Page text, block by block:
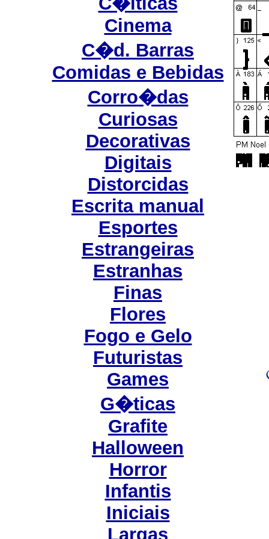
Cinema
C�d. Barras
Comidas e Bebidas
Corro�das
Curiosas
Decorativas
Digitais
Distorcidas
Escrita manual
Esportes
Estrangeiras
Estranhas
Finas
Flores
Fogo e Gelo
Futuristas
Games
G�ticas
Grafite
Halloween
Horror
Infantis
Iniciais
Largas